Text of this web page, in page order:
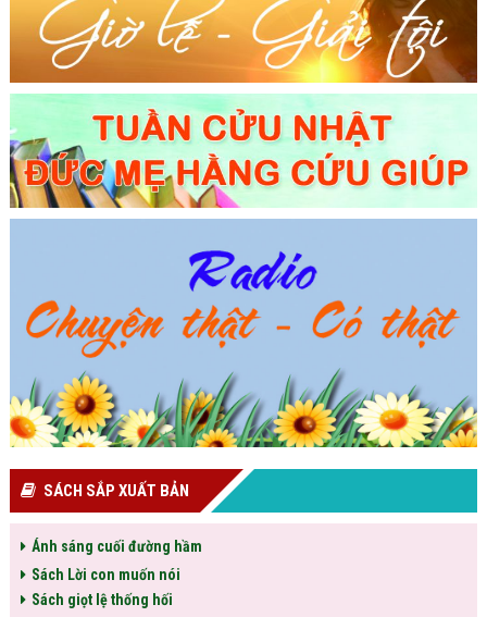
SÁCH SẮP XUẤT BẢN
Ánh sáng cuối đường hầm
Sách Lời con muốn nói
Sách giọt lệ thống hối